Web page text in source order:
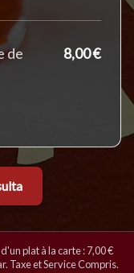
de
8,00 €
plat à la carte : 7,00 €
Taxe et Service Compris.